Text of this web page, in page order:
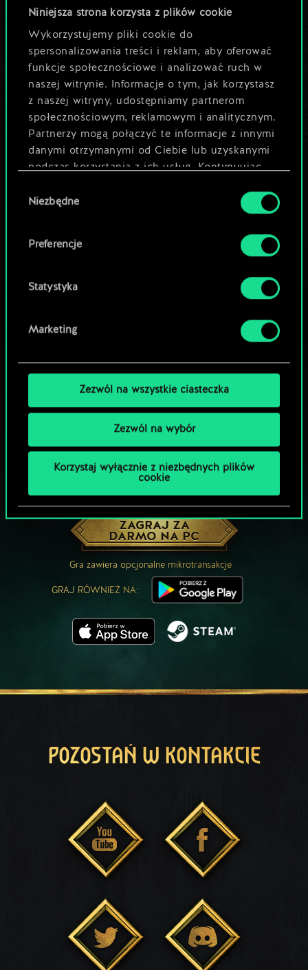
Niniejsza strona korzysta z plików cookie
Wykorzystujemy pliki cookie do
spersonalizowania treści i reklam, aby oferować
funkcje społecznościowe i analizować ruch w
naszej witrynie. Informacje o tym, jak korzystasz
z naszej witryny, udostępniamy partnerom
społecznościowym, reklamowym i analitycznym.
Partnerzy mogą połączyć te informacje z innymi
danymi otrzymanymi od Ciebie lub uzyskanymi
podczas korzystania z ich usług. Kontynuując
używanie plików cookie.
zgody
Niezbędne
Preferencje
Statystyka
Marketing
Zezwól na wszystkie ciasteczka
Zezwól na wybór
Korzystaj wyłącznie z niezbędnych plików
cookie
odkryć jej
potencjał!
Nazwij talię i opisz swoją strategię
Edytuj talię
MOŻE PARTYJKA W GWINTA?
ZAGRAJ ZA
DARMO NA PC
Gra zawiera opcjonalne mikrotransakcje
GRAJ RÓWNIEŻ NA:
POZOSTAŃ W KONTAKCIE